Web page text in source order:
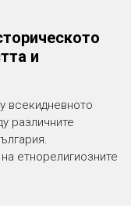
и
всекидневното
различните
етнорелигиозните